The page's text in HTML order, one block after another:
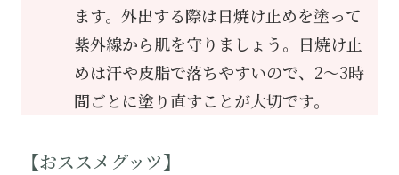
ます。外出する際は日焼け止めを塗って
紫外線から肌を守りましょう。日焼け止
めは汗や皮脂で落ちやすいので、2～3時
間ごとに塗り直すことが大切です。
【おススメグッツ】